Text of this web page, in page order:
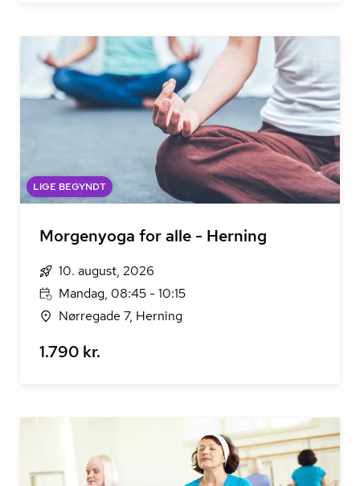
LIGE BEGYNDT
Morgenyoga for alle - Herning
10. august, 2026
Mandag, 08:45 - 10:15
Nørregade 7, Herning
1.790 kr.